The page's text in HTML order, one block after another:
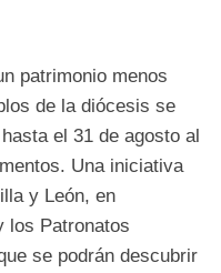
patrimonio menos
de la diócesis se
el 31 de agosto al
Una iniciativa
y León, en
los Patronatos
se podrán descubrir